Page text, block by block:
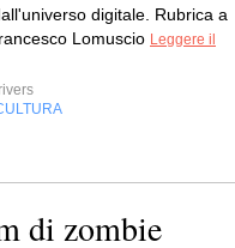
digitale. Rubrica a
Lomuscio Leggere il
di zombie